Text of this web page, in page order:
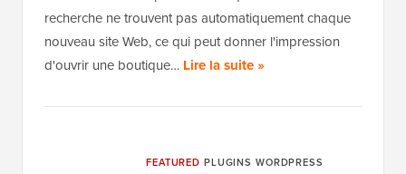
recherche ne trouvent pas automatiquement chaque
nouveau site Web, ce qui peut donner l'impression
d'ouvrir une boutique… Lire la suite »
FEATURED PLUGINS WORDPRESS